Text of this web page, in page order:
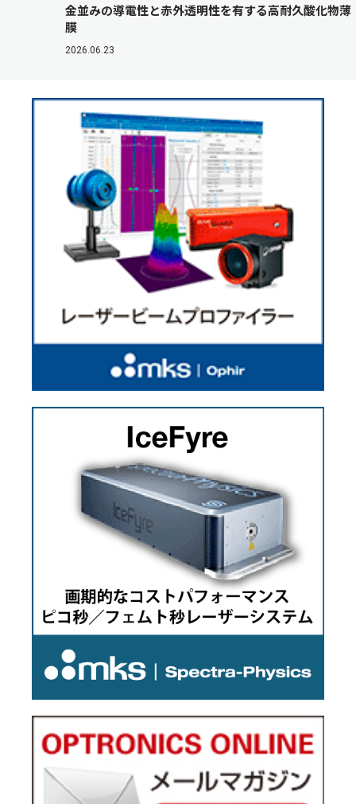
金並みの導電性と赤外透明性を有する高耐久酸化物薄
膜
2026.06.23